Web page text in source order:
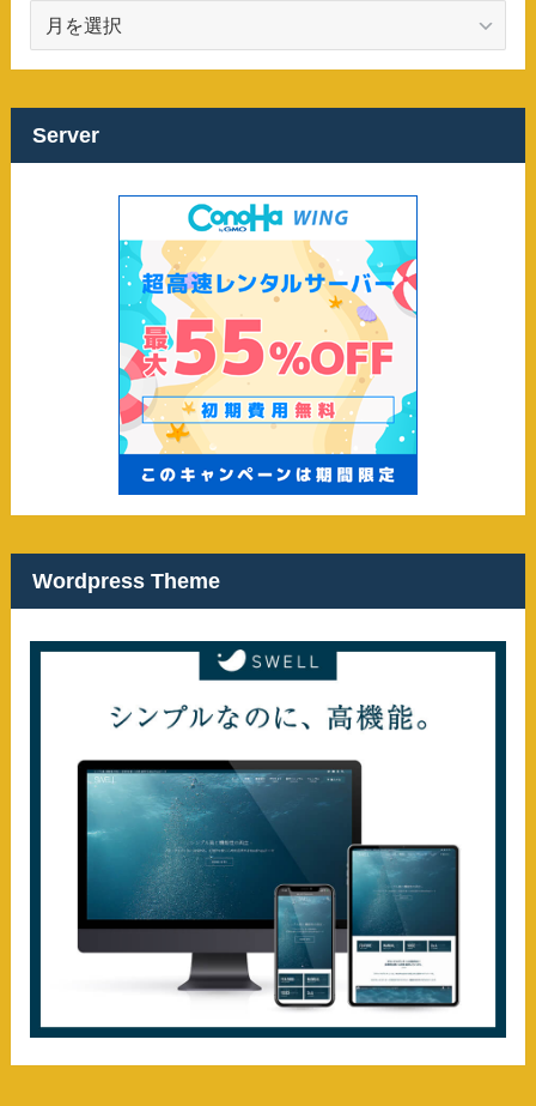
カ
イ
ブ
Server
Wordpress Theme